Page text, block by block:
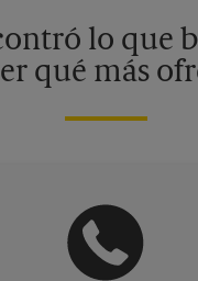
lo que
qué más